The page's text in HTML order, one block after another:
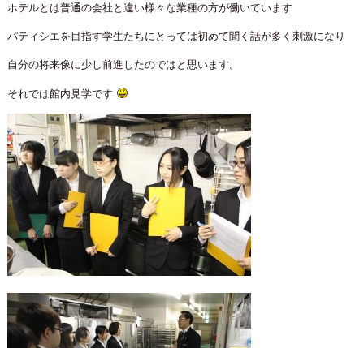
ホテルとは普通の会社と違い様々な業種の方が働いています
パティシエを目指す学生たちにとっては初めて聞く話が多く刺激になり
自分の将来像に少し前進したのではと思います。
それでは館内見学です